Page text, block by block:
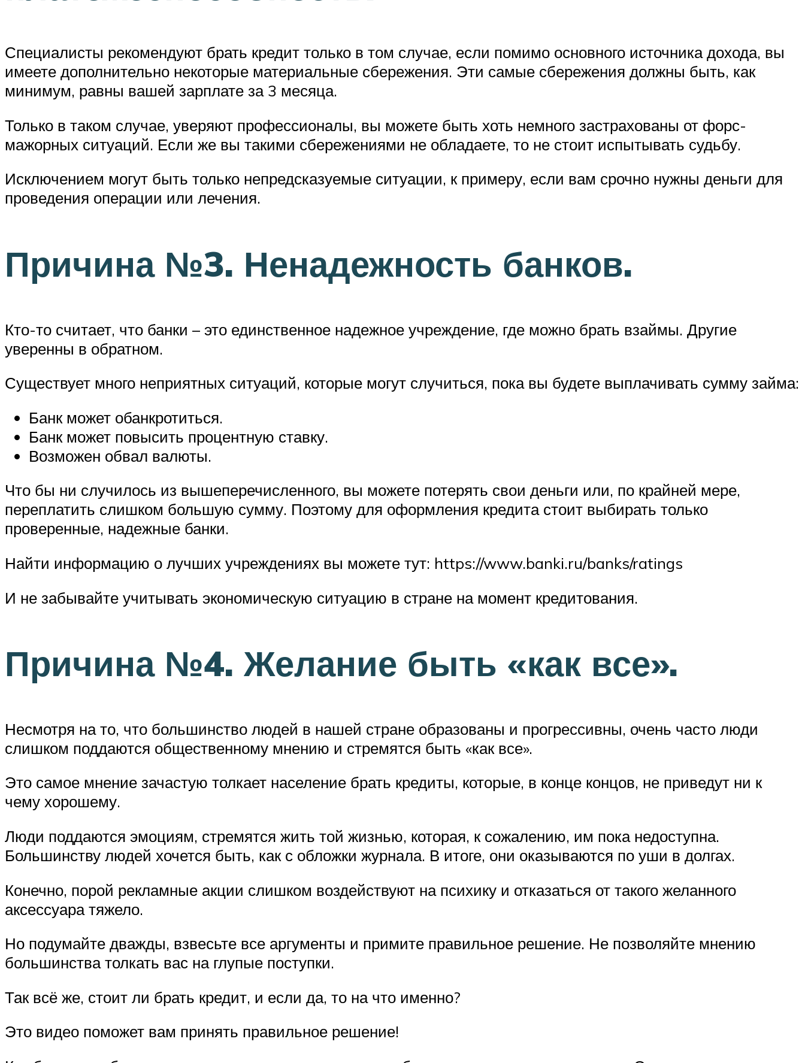
Специалисты рекомендуют брать кредит только в том случае, если помимо основного источника дохода, вы
имеете дополнительно некоторые материальные сбережения. Эти самые сбережения должны быть, как
минимум, равны вашей зарплате за 3 месяца.
Только в таком случае, уверяют профессионалы, вы можете быть хоть немного застрахованы от форс-
мажорных ситуаций. Если же вы такими сбережениями не обладаете, то не стоит испытывать судьбу.
Исключением могут быть только непредсказуемые ситуации, к примеру, если вам срочно нужны деньги для
проведения операции или лечения.
Причина №3. Ненадежность банков.
Кто-то считает, что банки – это единственное надежное учреждение, где можно брать взаймы. Другие
уверенны в обратном.
Существует много неприятных ситуаций, которые могут случиться, пока вы будете выплачивать сумму займа:
Банк может обанкротиться.
Банк может повысить процентную ставку.
Возможен обвал валюты.
Что бы ни случилось из вышеперечисленного, вы можете потерять свои деньги или, по крайней мере,
переплатить слишком большую сумму. Поэтому для оформления кредита стоит выбирать только
проверенные, надежные банки.
Найти информацию о лучших учреждениях вы можете тут: https://www.banki.ru/banks/ratings
И не забывайте учитывать экономическую ситуацию в стране на момент кредитования.
Причина №4. Желание быть «как все».
Несмотря на то, что большинство людей в нашей стране образованы и прогрессивны, очень часто люди
слишком поддаются общественному мнению и стремятся быть «как все».
Это самое мнение зачастую толкает население брать кредиты, которые, в конце концов, не приведут ни к
чему хорошему.
Люди поддаются эмоциям, стремятся жить той жизнью, которая, к сожалению, им пока недоступна.
Большинству людей хочется быть, как с обложки журнала. В итоге, они оказываются по уши в долгах.
Конечно, порой рекламные акции слишком воздействуют на психику и отказаться от такого желанного
аксессуара тяжело.
Но подумайте дважды, взвесьте все аргументы и примите правильное решение. Не позволяйте мнению
большинства толкать вас на глупые поступки.
Так всё же, стоит ли брать кредит, и если да, то на что именно?
Это видео поможет вам принять правильное решение!